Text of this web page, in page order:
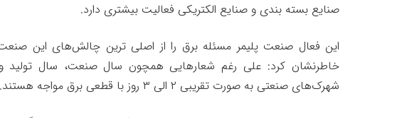
صنایع بسته بندی و صنایع الکتریکی فعالیت بیشتری دارد.
این فعال صنعت پلیمر مسئله برق را از اصلی ترین چالش‌های این
خاطرنشان کرد: علی رغم شعارهایی همچون سال صنعت، سال تولید
شهرک‌های صنعتی به صورت تقریبی ۲ الی ۳ روز با قطعی برق مواجه هستند.